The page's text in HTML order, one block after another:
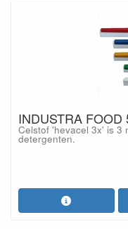
INDUSTRA
Celstof 'hevacel 3x' is 3
detergenten.